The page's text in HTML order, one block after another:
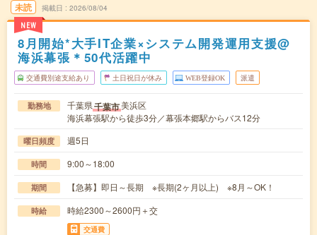
未読
NEW
掲載日 2026/08/04
8月開始*大手IT企業×システム開発運用支援@
海浜幕張＊50代活躍中
交通費別途支給あり 土日祝日が休み WEB登録OK 派遣
勤務地 千葉県千葉市美浜区
海浜幕張駅から徒歩3分／幕張本郷駅からバス12分
曜日頻度 週5日
時間 9:00～18:00
期間 【急募】即日～長期 ※長期(2ヶ月以上) ※8月～OK！
時給 時給2300～2600円＋交
交通費